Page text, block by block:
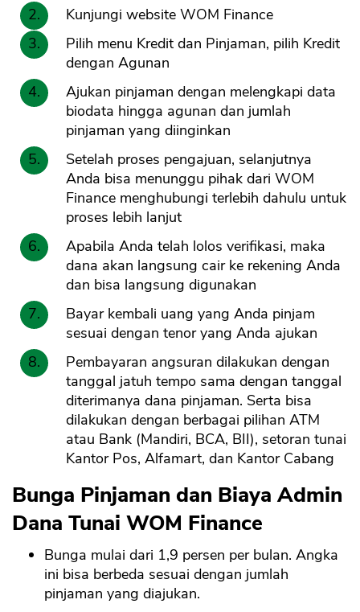
Kunjungi website WOM Finance
Pilih menu Kredit dan Pinjaman, pilih Kredit
dengan Agunan
Ajukan pinjaman dengan melengkapi data
biodata hingga agunan dan jumlah
pinjaman yang diinginkan
Setelah proses pengajuan, selanjutnya
Anda bisa menunggu pihak dari WOM
Finance menghubungi terlebih dahulu untuk
proses lebih lanjut
Apabila Anda telah lolos verifikasi, maka
dana akan langsung cair ke rekening Anda
dan bisa langsung digunakan
Bayar kembali uang yang Anda pinjam
sesuai dengan tenor yang Anda ajukan
Pembayaran angsuran dilakukan dengan
tanggal jatuh tempo sama dengan tanggal
diterimanya dana pinjaman. Serta bisa
dilakukan dengan berbagai pilihan ATM
atau Bank (Mandiri, BCA, BII), setoran tunai
Kantor Pos, Alfamart, dan Kantor Cabang
Bunga Pinjaman dan Biaya Admin
Dana Tunai WOM Finance
Bunga mulai dari 1,9 persen per bulan. Angka
ini bisa berbeda sesuai dengan jumlah
pinjaman yang diajukan.